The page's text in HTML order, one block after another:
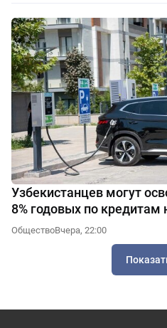
Узбекистанцев могут
8% годовых по кредитам
ОбществоВчера, 22:00